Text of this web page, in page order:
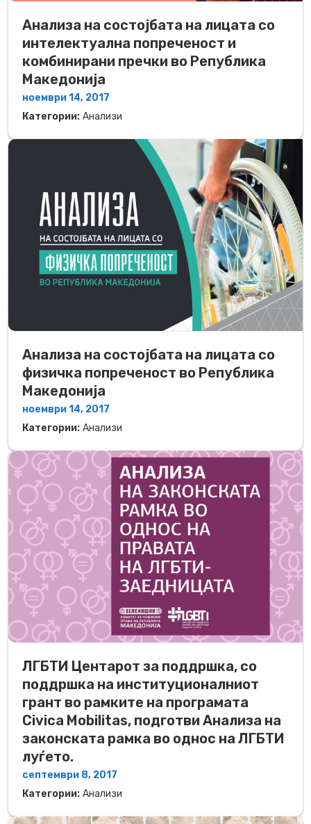
Анализа на состојбата на лицата со
интелектуална попреченост и
комбинирани пречки во Република
Македонија
ноември 14, 2017
Категории: Анализи
Анализа на состојбата на лицата со
физичка попреченост во Република
Македонија
ноември 14, 2017
Категории: Анализи
ЛГБТИ Центарот за поддршка, со
поддршка на институционалниот
грант во рамките на програмата
Civica Mobilitas, подготви Анализа на
законската рамка во однос на ЛГБТИ
луѓето.
септември 8, 2017
Категории: Анализи